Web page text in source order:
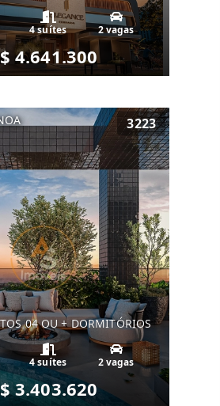
4 suítes 2 vagas
4.641.300
3223
04 OU + DORMITÓRIOS
4 suítes 2 vagas
3.403.620